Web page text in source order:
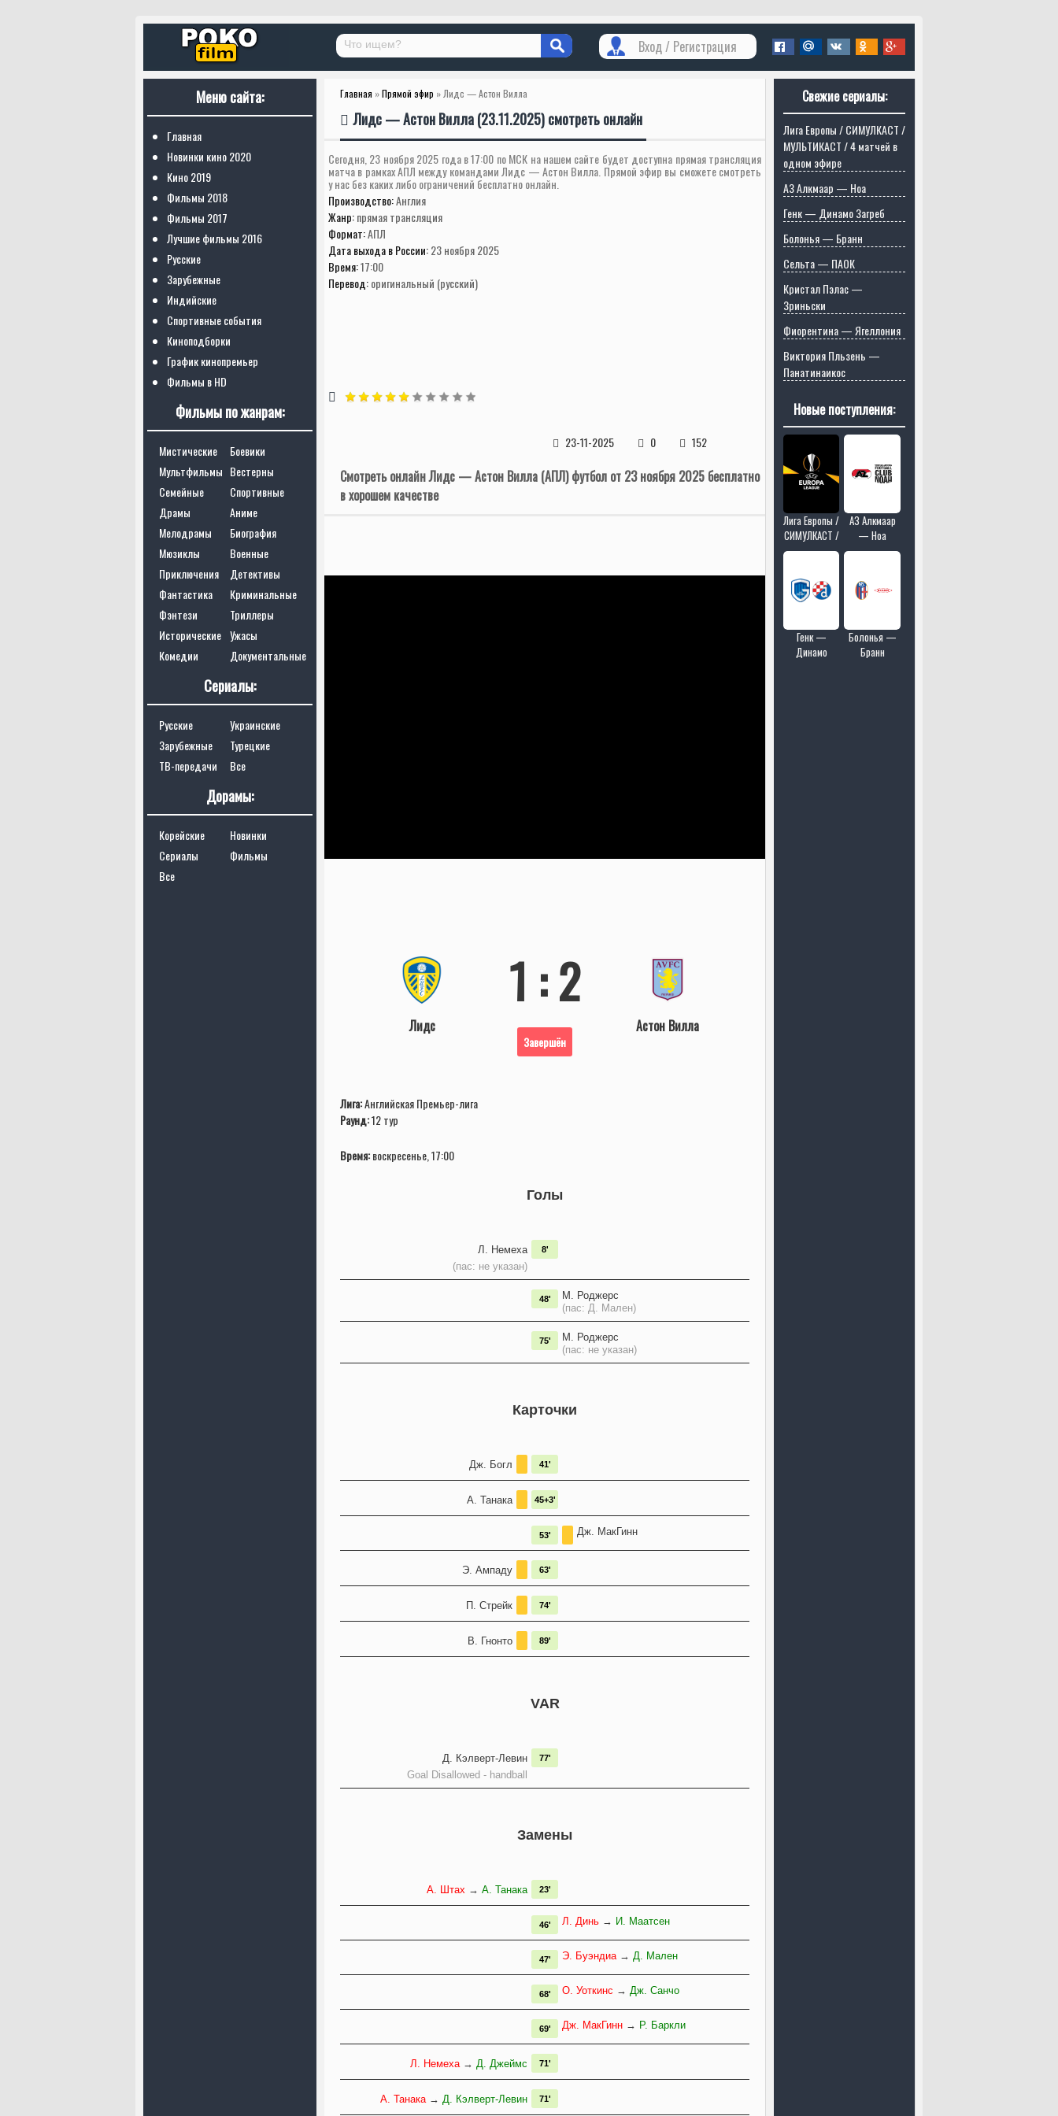
Вход / Регистрация
Меню сайта:
Главная
Новинки кино 2020
Кино 2019
Фильмы 2018
Фильмы 2017
Лучшие фильмы 2016
Русские
Зарубежные
Индийские
Спортивные события
Киноподборки
График кинопремьер
Фильмы в HD
Фильмы по жанрам:
Мистические
Боевики
Мультфильмы Вестерны
Семейные
Спортивные
Драмы
Аниме
Мелодрамы
Биография
Мюзиклы
Военные
Приключения
Детективы
Фантастика
Криминальные
Фэнтези
Триллеры
Исторические Ужасы
Комедии
Документальные
Сериалы:
Русские
Украинские
Зарубежные
Турецкие
ТВ-передачи
Все
Дорамы:
Корейские
Новинки
Сериалы
Фильмы
Все
Главная »Прямой эфир » Лидс — Астон Вилла
Лидс — Астон Вилла (23.11.2025) смотреть онлайн
Сегодня, 23 ноября 2025 года в 17:00 по МСК на нашем сайте будет доступна прямая трансляция
матча в рамках АПЛ между командами Лидс — Астон Вилла. Прямой эфир вы сможете смотреть
у нас без каких либо ограничений бесплатно онлайн.
Производство:Англия
Жанр:прямая трансляция
Формат:АПЛ
Дата выхода в России:23 ноября 2025
Время:17:00
Перевод:оригинальный (русский)
23-11-2025 0 152
Смотреть онлайн Лидс — Астон Вилла (АПЛ) футбол от 23 ноября 2025 бесплатно
в хорошем качестве
Лидс
1 : 2
Завершён
Астон Вилла
Лига:Английская Премьер-лига
Раунд:12 тур
Время:воскресенье, 17:00
Голы
Л. Немеха
(пас: не указан)
8'
М. Роджерс
(пас: Д. Мален)
48'
М. Роджерс
(пас: не указан)
75'
Карточки
Дж. Богл 41'
А. Танака 45+3'
Дж. МакГинн
53'
Э. Ампаду 63'
П. Стрейк 74'
В. Гнонто 89'
VAR
Д. Кэлверт-Левин
Goal Disallowed - handball
77'
Замены
А. Штах → А. Танака 23'
Л. Динь → И. Маатсен
46'
Э. Буэндиа→ Д. Мален
47'
О. Уоткинс → Дж. Санчо
68'
Дж. МакГинн → Р. Баркли
69'
Л. Немеха→ Д. Джеймс 71'
А. Танака→ Д. Кэлверт-Левин 71'
Свежие сериалы:
Лига Европы / СИМУЛКАСТ /
МУЛЬТИКАСТ / 4 матчей в
одном эфире
АЗ Алкмаар — Ноа
Генк — Динамо Загреб
Болонья — Бранн
Сельта — ПАОК
Кристал Пэлас —
Зриньски
Фиорентина — Ягеллония
Виктория Пльзень —
Панатинаикос
Новые поступления:
Лига Европы /
СИМУЛКАСТ /
МУЛЬТИКАСТ
одном эфире
АЗ Алкмаар
— Ноа
Генк —
Динамо
Болонья —
Бранн